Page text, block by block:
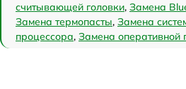
считывающей головки, Замена
Замена термопасты, Замена
процессора, Замена оперативной